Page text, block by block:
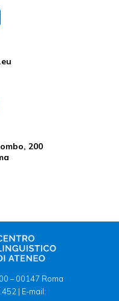
200
– 00147 Roma
| E-mail: